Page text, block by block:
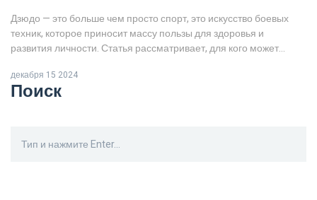
Дзюдо — это больше чем просто спорт, это искусство боевых
техник, которое приносит массу пользы для здоровья и
развития личности. Статья рассматривает, для кого может
предоставляет. Дзюдо способствует развитию физической
формы, укрепляет характер и улучшает самодисциплину.
интересные факты о дзюдо.
декабря 15 2024
Поиск